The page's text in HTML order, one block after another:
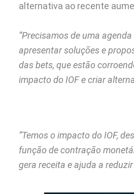
alternativa ao recente
“Precisamos de uma
apresentar soluções e
das bets, que estão
impacto do IOF e criar
“Temos o impacto do IOF,
função de contração
gera receita e ajuda a